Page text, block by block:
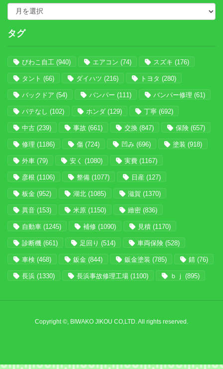
タグ
びわこ自工 (940) エアコン (74) スズキ (176)
タント (66) ダイハツ (216) トヨタ (280)
バックドア (54) バンパー (111) バンパー修理 (61)
パテなし (102) ホンダ (129) 丁寧 (692)
中古 (239) 事故 (661) 交換 (847) 保険 (657)
修理 (1186) 傷 (724) 凹み (696) 塗装 (918)
外車 (79) 安く (1080) 実費 (1167)
彦根 (1106) 整備 (1077) 日産 (127)
板金 (952) 湖北 (1085) 滋賀 (1370)
異音 (153) 米原 (1150) 緻密 (836)
自動車 (1245) 補修 (1090) 見積 (1170)
診断機 (661) 足回り (514) 車両保険 (528)
車検 (468) 鈑金 (844) 鈑金塗装 (785) 錆 (76)
長浜 (1330) 長浜事故修理工場 (1100) ｂｊ (895)
Copyright ©, BIWAKO JIKOU CO,LTD. All rights reserved.